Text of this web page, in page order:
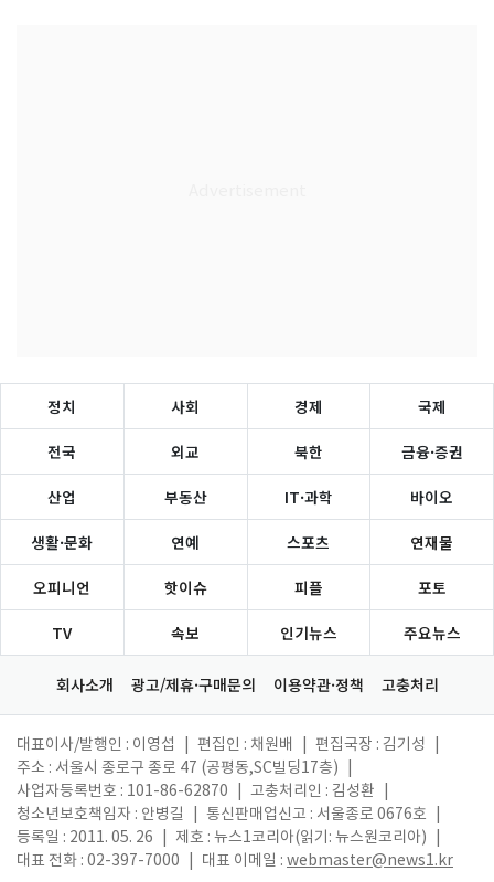
정치 사회 경제 국제
전국 외교 북한 금융·증권
산업 부동산 IT·과학 바이오
생활·문화 연예 스포츠 연재물
오피니언 핫이슈 피플 포토
TV 속보 인기뉴스 주요뉴스
회사소개 광고/제휴·구매문의 이용약관·정책 고충처리
대표이사/발행인 : 이영섭 편집인 : 채원배 편집국장 : 김기성
주소 : 서울시 종로구 종로 47 (공평동,SC빌딩17층)
사업자등록번호 : 101-86-62870
고충처리인 : 김성환
청소년보호책임자 : 안병길
통신판매업신고 : 서울종로 0676호
등록일 : 2011. 05. 26
제호 : 뉴스1코리아(읽기: 뉴스원코리아)
대표 전화 : 02-397-7000
대표 이메일 : webmaster@news1.kr